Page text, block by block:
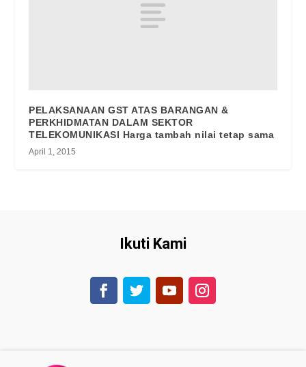
PELAKSANAAN GST ATAS BARANGAN &
PERKHIDMATAN DALAM SEKTOR
TELEKOMUNIKASI Harga tambah nilai tetap sama
April 1, 2015
Ikuti Kami